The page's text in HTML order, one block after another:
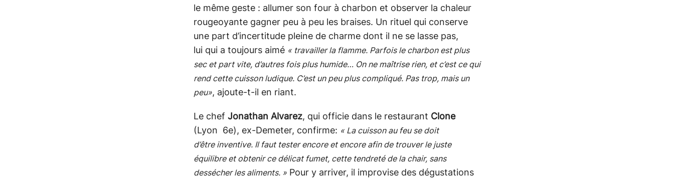
le même geste : allumer son four à charbon et observer la chaleur
rougeoyante gagner peu à peu les braises. Un rituel qui conserve
une part d’incertitude pleine de charme dont il ne se lasse pas,
lui qui a toujours aimé « travailler la flamme. Parfois le charbon est plus
sec et part vite, d’autres fois plus humide… On ne maîtrise rien, et c’est ce qui
rend cette cuisson ludique. C’est un peu plus compliqué. Pas trop, mais un
peu», ajoute-t-il en riant.
Le chef Jonathan Alvarez, qui officie dans le restaurant Clone
(Lyon 6e), ex-Demeter, confirme: « La cuisson au feu se doit
d’être inventive. Il faut tester encore et encore afin de trouver le juste
équilibre et obtenir ce délicat fumet, cette tendreté de la chair, sans
dessécher les aliments. » Pour y arriver, il improvise des dégustations